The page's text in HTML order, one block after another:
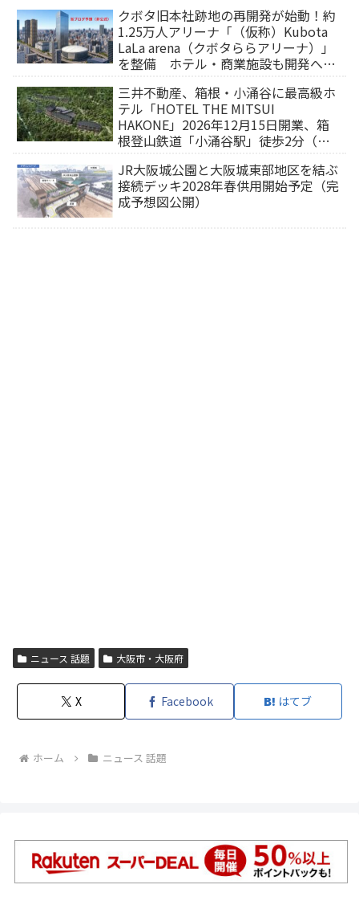
クボタ旧本社跡地の再開発が始動！約
1.25万人アリーナ「（仮称）Kubota
LaLa arena（クボタららアリーナ）」
を整備 ホテル・商業施設も開発へ
三井不動産、箱根・小涌谷に最高級ホ
テル「HOTEL THE MITSUI
HAKONE」2026年12月15日開業、箱
根登山鉄道「小涌谷駅」徒歩2分（旅
JR大阪城公園と大阪城東部地区を結ぶ
接続デッキ2028年春供用開始予定（完
成予想図公開）
ニュース 話題 大阪市・大阪府
X Facebook はてブ
ホーム ニュース 話題